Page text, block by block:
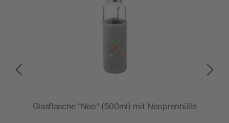
Glasflasche "Neo" (500ml) mit Neoprenhülle